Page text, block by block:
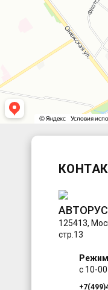
125413,
стр.13
с 10-